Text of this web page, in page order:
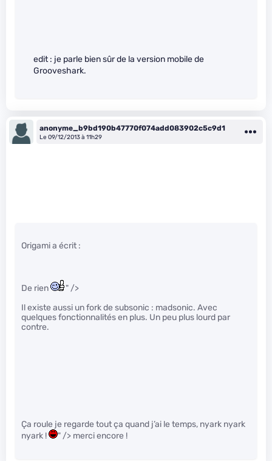
edit : je parle bien sûr de la version mobile de
Grooveshark.
anonyme_b9bd190b47770f074add083902c5c9d1
Le 09/12/2013 à 11h29
Origami a écrit :
De rien
" />
Il existe aussi un fork de subsonic : madsonic. Avec
quelques fonctionnalités en plus. Un peu plus lourd par
contre.
Ça roule je regarde tout ça quand j’ai le temps, nyark nyark
nyark !
" /> merci encore !